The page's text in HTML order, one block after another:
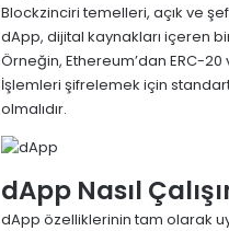
Blockzinciri temelleri, açık ve
dApp, dijital kaynakları içeren
Örneğin, Ethereum’dan ERC-
İşlemleri şifrelemek için
olmalıdır.
dApp Nasıl
dApp özelliklerinin tam olarak